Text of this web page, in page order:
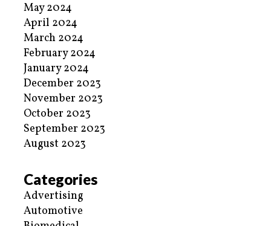
May 2024
April 2024
March 2024
February 2024
January 2024
December 2023
November 2023
October 2023
September 2023
August 2023
Categories
Advertising
Automotive